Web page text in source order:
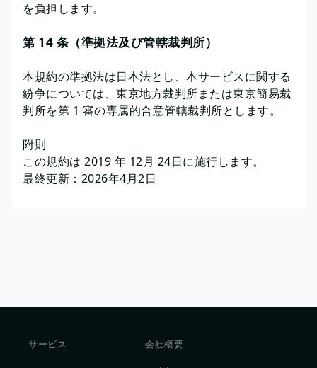
を負担します。
第 14 条（準拠法及び管轄裁判所）
本規約の準拠法は日本法とし、本サービスに関する
紛争については、東京地方裁判所または東京簡易裁
判所を第 1 審の専属的合意管轄裁判所とします。
附則
この規約は 2019 年 12月 24日に施行します。
最終更新：2026年4月2日
サービス 会社概要